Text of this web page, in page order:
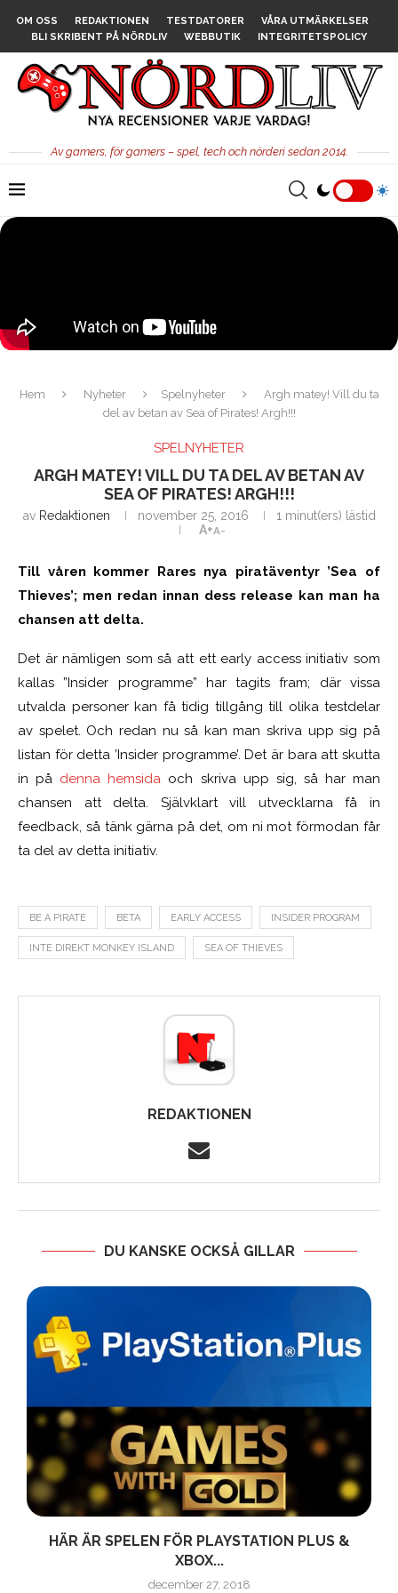
OM OSS REDAKTIONEN TESTDATORER
VÅRA UTMÄRKELSER
BLI SKRIBENT PÅ NÖRDLIV
WEBBUTIK INTEGRITETSPOLICY
Av gamers, för gamers – spel, tech och nörderi sedan 2014.
Hem Nyheter Spelnyheter
Argh matey! Vill du ta
del av betan av Sea of Pirates! Argh!!!
SPELNYHETER
ARGH MATEY! VILL DU TA DEL AV BETAN AV
SEA OF PIRATES! ARGH!!!
av Redaktionen november 25, 2016
1 minut(ers) lästid
A+A-
Till våren kommer Rares nya piratäventyr ’Sea of
Thieves’; men redan innan dess release kan man ha
chansen att delta.
Det är nämligen som så att ett early access initiativ som
kallas ”Insider programme” har tagits fram; där vissa
utvalda personer kan få tidig tillgång till olika testdelar
av spelet. Och redan nu så kan man skriva upp sig på
listan för detta ’Insider programme’. Det är bara att skutta
in på denna hemsida och skriva upp sig, så har man
chansen att delta. Självklart vill utvecklarna få in
feedback, så tänk gärna på det, om ni mot förmodan får
ta del av detta initiativ.
BE A PIRATE BETA EARLY ACCESS INSIDER PROGRAM
INTE DIREKT MONKEY ISLAND SEA OF THIEVES
REDAKTIONEN
DU KANSKE OCKSÅ GILLAR
HÄR ÄR SPELEN FÖR PLAYSTATION PLUS &
XBOX...
december 27, 2018